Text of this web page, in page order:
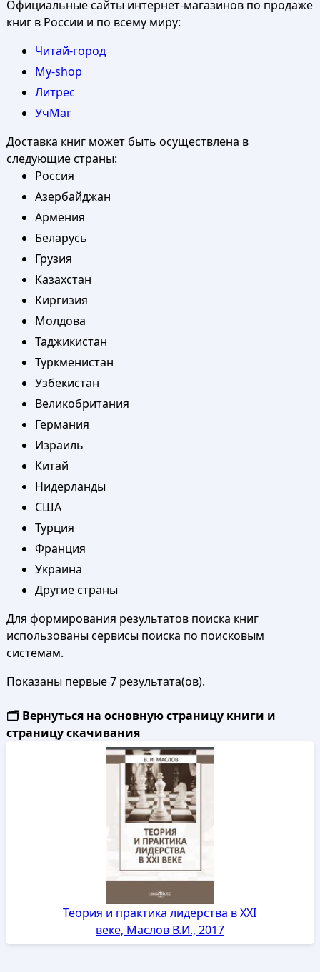
Официальные сайты интернет-магазинов по продаже
книг в России и по всему миру:
Читай-город
My-shop
Литрес
УчМаг
Доставка книг может быть осуществлена в
следующие страны:
Россия
Азербайджан
Армения
Беларусь
Грузия
Казахстан
Киргизия
Молдова
Таджикистан
Туркменистан
Узбекистан
Великобритания
Германия
Израиль
Китай
Нидерланды
США
Турция
Франция
Украина
Другие страны
Для формирования результатов поиска книг
использованы сервисы поиска по поисковым
системам.
Показаны первые 7 результата(ов).
🗂️ Вернуться на основную страницу книги и
страницу скачивания
Теория и практика лидерства в XXI
веке, Маслов В.И., 2017